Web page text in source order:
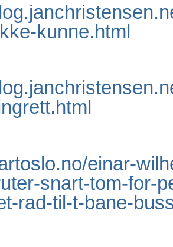
kunne.html
einar-
snart-tom-for-
rad-til-t-bane-